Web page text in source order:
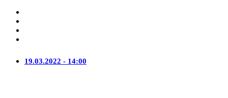
19.03.2022 - 14:00